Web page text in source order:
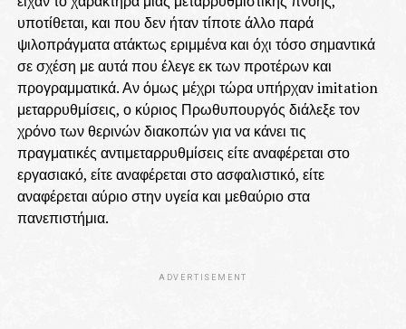
υποτίθεται, και που δεν ήταν τίποτε άλλο παρά
ψιλοπράγματα ατάκτως εριμμένα και όχι τόσο σημαντικά
σε σχέση με αυτά που έλεγε εκ των προτέρων και
προγραμματικά. Αν όμως μέχρι τώρα υπήρχαν imitation
μεταρρυθμίσεις, ο κύριος Πρωθυπουργός διάλεξε τον
χρόνο των θερινών διακοπών για να κάνει τις
πραγματικές αντιμεταρρυθμίσεις είτε αναφέρεται στο
εργασιακό, είτε αναφέρεται στο ασφαλιστικό, είτε
αναφέρεται αύριο στην υγεία και μεθαύριο στα
πανεπιστήμια.
ADVERTISEMENT